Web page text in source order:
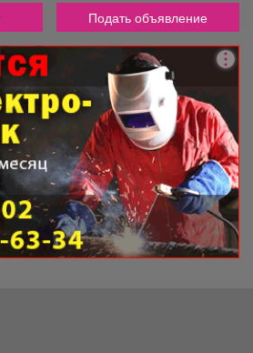
Подать объявление